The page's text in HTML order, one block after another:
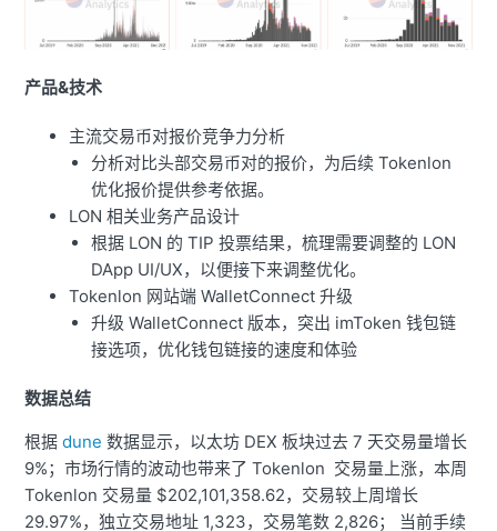
产品&技术
主流交易币对报价竞争力分析
分析对比头部交易币对的报价，为后续 Tokenlon
优化报价提供参考依据。
LON 相关业务产品设计
根据 LON 的 TIP 投票结果，梳理需要调整的 LON
DApp UI/UX，以便接下来调整优化。
Tokenlon 网站端 WalletConnect 升级
升级 WalletConnect 版本，突出 imToken 钱包链
接选项，优化钱包链接的速度和体验
数据总结
根据dune 数据显示，以太坊 DEX 板块过去 7 天交易量增长
9%；市场行情的波动也带来了 Tokenlon 交易量上涨，本周
Tokenlon 交易量 $202,101,358.62，交易较上周增长
29.97%，独立交易地址 1,323，交易笔数 2,826； 当前手续